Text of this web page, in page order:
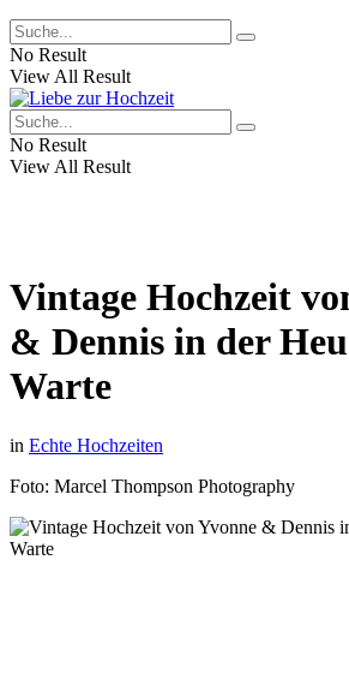
No Result
View All Result
No Result
View All Result
Vintage Hochzeit
& Dennis in der
Warte
in Echte Hochzeiten
Foto: Marcel Thompson Photography